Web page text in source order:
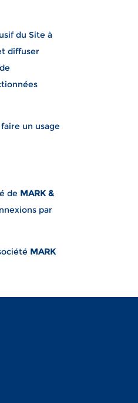
du Site à
diffuser
un usage
de MARK &
par
MARK